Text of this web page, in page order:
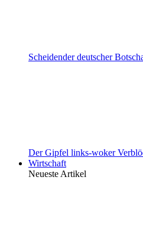
Scheidender deutscher
Der Gipfel links-woker
Wirtschaft
Neueste Artikel